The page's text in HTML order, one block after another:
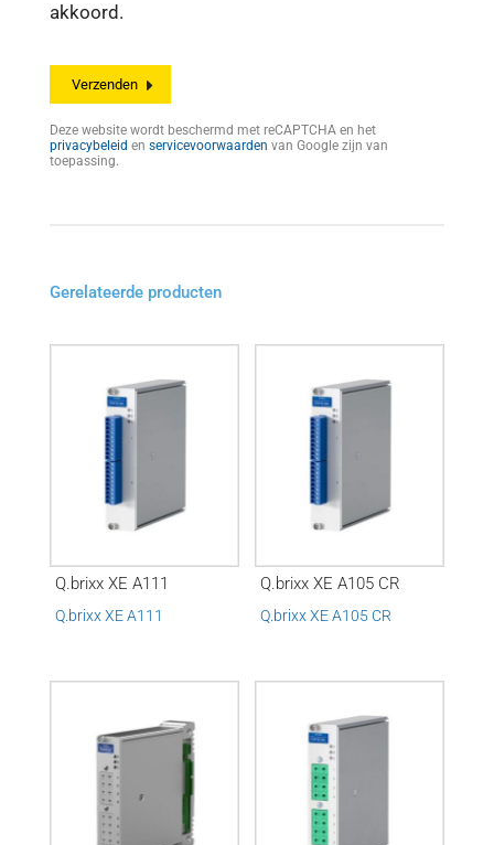
akkoord.
Deze website wordt beschermd met reCAPTCHA en het
privacybeleid en servicevoorwaarden van Google zijn van
toepassing.
Gerelateerde producten
Q.brixx XE A111
Q.brixx XE A111
Q.brixx XE A105 CR
Q.brixx XE A105 CR